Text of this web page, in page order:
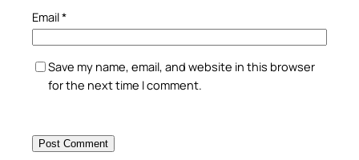
Email*
Save my name, email, and website in this browser
for the next time I comment.